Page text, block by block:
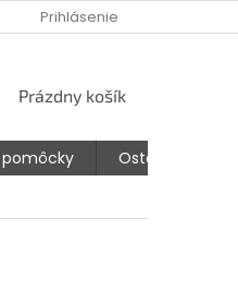
OCHRANY OSOBNÝCH ÚDAJOV
Prihlásenie
NÁKUPNÝ
Prázdny košík
Ostatné